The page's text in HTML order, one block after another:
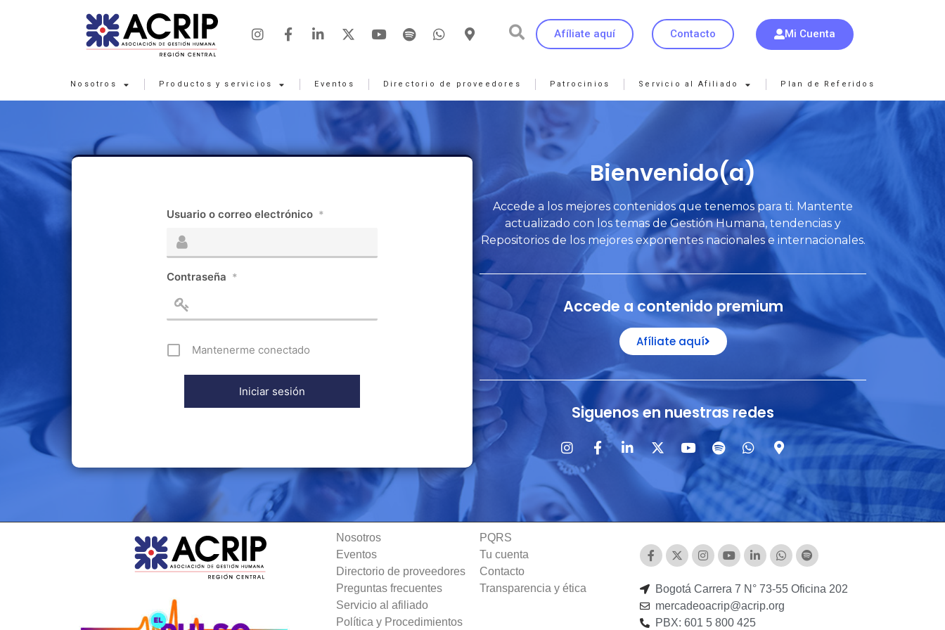
Afíliate aquí Contacto Mi Cuenta
Nosotros Productos y servicios Eventos Directorio de proveedores Patrocinios Servicio al Afiliado Plan de Referidos
Usuario o correo electrónico *
Contraseña *
Mantenerme conectado
Bienvenido(a)
Accede a los mejores contenidos que tenemos para ti. Mantente
actualizado con los temas de Gestión Humana, tendencias y
Repositorios de los mejores exponentes nacionales e internacionales.
Accede a contenido premium
Afíliate aquí
Siguenos en nuestras redes
Nosotros
Eventos
Directorio de proveedores
Preguntas frecuentes
Servicio al afiliado
Política y Procedimientos
PQRS
Tu cuenta
Contacto
Transparencia y ética
Bogotá Carrera 7 N° 73-55 Oficina 202
mercadeoacrip@acrip.org
PBX: 601 5 800 425